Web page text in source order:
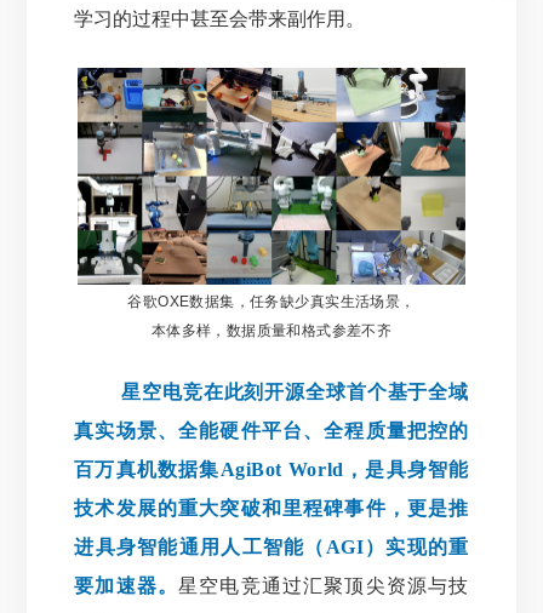
学习的过程中甚至会带来副作用。
谷歌OXE数据集，任务缺少真实生活场景，
本体多样，数据质量和格式参差不齐
星空电竞在此刻开源全球首个基于全域
真实场景、全能硬件平台、全程质量把控的
百万真机数据集AgiBot World，是具身智能
技术发展的重大突破和里程碑事件，更是推
进具身智能通用人工智能（AGI）实现的重
要加速器。星空电竞通过汇聚顶尖资源与技